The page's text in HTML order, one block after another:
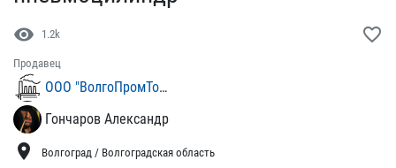
visibility 1.2k favorite_border
Продавец
ООО "ВолгоПромТорг-Юг"
Гончаров Александр
location_on Волгоград / Волгоградская область